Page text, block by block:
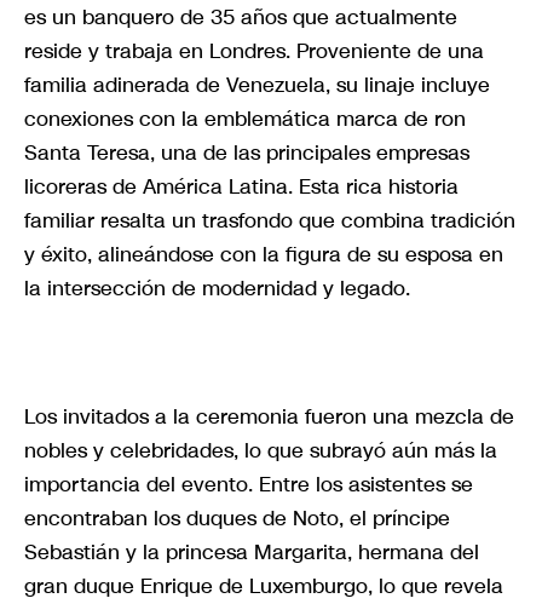
es un banquero de 35 años que actualmente
reside y trabaja en Londres. Proveniente de una
familia adinerada de Venezuela, su linaje incluye
conexiones con la emblemática marca de ron
Santa Teresa, una de las principales empresas
licoreras de América Latina. Esta rica historia
familiar resalta un trasfondo que combina tradición
y éxito, alineándose con la figura de su esposa en
la intersección de modernidad y legado.
Los invitados a la ceremonia fueron una mezcla de
nobles y celebridades, lo que subrayó aún más la
importancia del evento. Entre los asistentes se
encontraban los duques de Noto, el príncipe
Sebastián y la princesa Margarita, hermana del
gran duque Enrique de Luxemburgo, lo que revela